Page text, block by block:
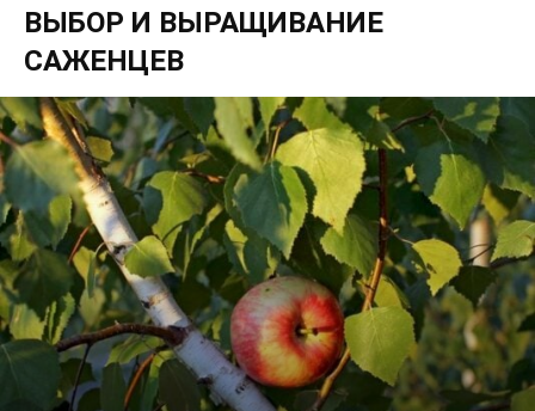
ВЫБОР И ВЫРАЩИВАНИЕ
САЖЕНЦЕВ